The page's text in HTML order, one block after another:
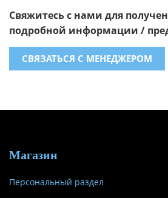
Свяжитесь с нами для
подробной информации /
СВЯЗАТЬСЯ С МЕНЕДЖЕРОМ
Магазин
Персональный раздел